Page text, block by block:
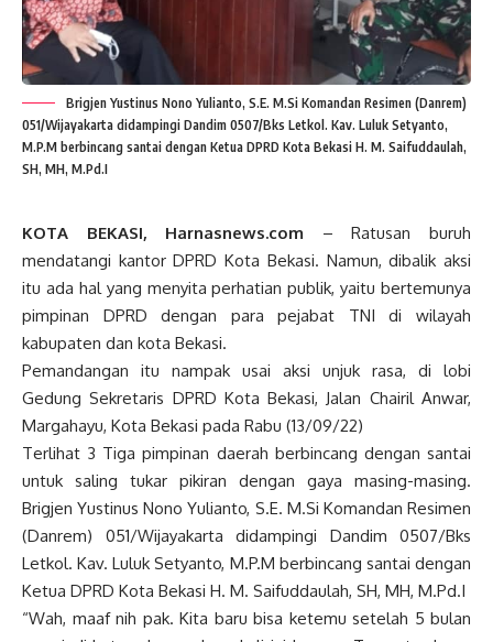
Brigjen Yustinus Nono Yulianto, S.E. M.Si Komandan Resimen (Danrem)
051/Wijayakarta didampingi Dandim 0507/Bks Letkol. Kav. Luluk Setyanto,
M.P.M berbincang santai dengan Ketua DPRD Kota Bekasi H. M. Saifuddaulah,
SH, MH, M.Pd.I
KOTA BEKASI, Harnasnews.com – Ratusan buruh
mendatangi kantor DPRD Kota Bekasi. Namun, dibalik aksi
itu ada hal yang menyita perhatian publik, yaitu bertemunya
pimpinan DPRD dengan para pejabat TNI di wilayah
kabupaten dan kota Bekasi.
Pemandangan itu nampak usai aksi unjuk rasa, di lobi
Gedung Sekretaris DPRD Kota Bekasi, Jalan Chairil Anwar,
Margahayu, Kota Bekasi pada Rabu (13/09/22)
Terlihat 3 Tiga pimpinan daerah berbincang dengan santai
untuk saling tukar pikiran dengan gaya masing-masing.
Brigjen Yustinus Nono Yulianto, S.E. M.Si Komandan Resimen
(Danrem) 051/Wijayakarta didampingi Dandim 0507/Bks
Letkol. Kav. Luluk Setyanto, M.P.M berbincang santai dengan
Ketua DPRD Kota Bekasi H. M. Saifuddaulah, SH, MH, M.Pd.I
“Wah, maaf nih pak. Kita baru bisa ketemu setelah 5 bulan